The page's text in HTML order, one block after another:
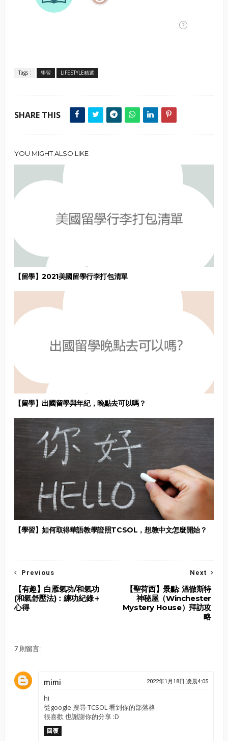
Tags : 學習 LIFESTYLE精選
SHARE THIS
YOU MIGHT ALSO LIKE
【留學】2021美國留學行李打包清單
【留學】出國留學與年紀，晚點去可以嗎？
【學習】如何取得華語教學證照TCSOL，想教中文怎麼開始？
Next
【聖荷西】景點: 溫徹斯特
神秘屋（Winchester
Mystery House）拜訪攻
略
Previous
【有趣】白雁氣功/和氣功
(和氣舒壓法)：練功紀錄＋
心得
7 則留言:
mimi 2022年1月18日 凌晨4:05
hi
從google 搜尋 TCSOL 看到你的部落格
很喜歡 也謝謝你的分享 :D
回覆